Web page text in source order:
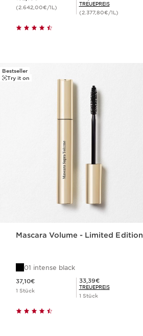
(2.642,00€/1L)
TREUEPREIS
(2.377,80€/1L)
Bestseller
Try it on
Mascara Volume - Limited Edition
01 intense black
37,10€
1 Stück
Mitgliederpreis 33,39€
33,39€
TREUEPREIS
1 Stück